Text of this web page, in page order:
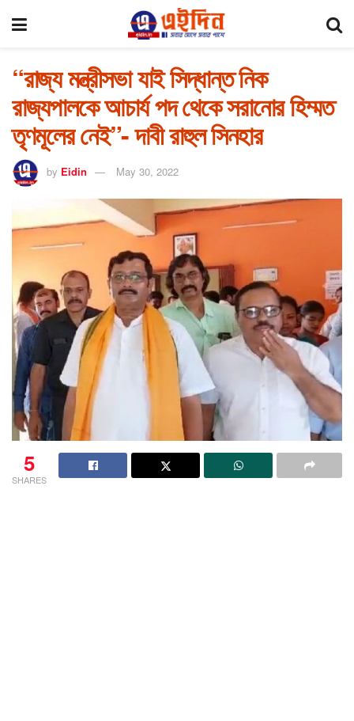
“রাজ্য মন্ত্রীসভা যাই সিদ্ধান্ত নিক
রাজ্যপালকে আচার্য পদ থেকে সরানোর হিম্মত
তৃণমূলের নেই”- দাবী রাহুল সিনহার
by Eidin May 30, 2022
5
SHARES